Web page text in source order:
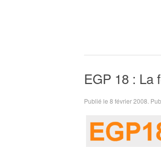
EGP 18 : La
Publié le 8 février 2008 .